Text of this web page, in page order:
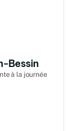
Bessin
à la journée